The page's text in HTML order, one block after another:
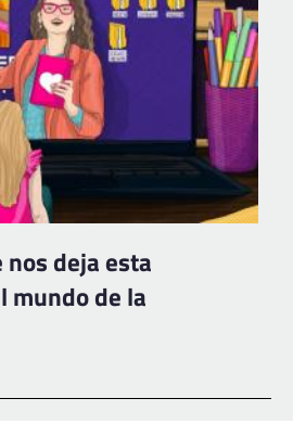
deja esta
mundo de la